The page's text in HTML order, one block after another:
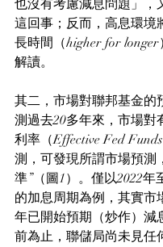
也沒有考慮減息問題」，
這回事；反而，高息環境
長時間（higher for
解讀。
其二，市場對聯邦基金的
測過去20多年來，市場對
利率（Effective Fed
測，可發現所謂市場預測
準”（圖1）。僅以2022年
的加息周期為例，其實市
年已開始預期（炒作）減
前為止，聯儲局尚未見任